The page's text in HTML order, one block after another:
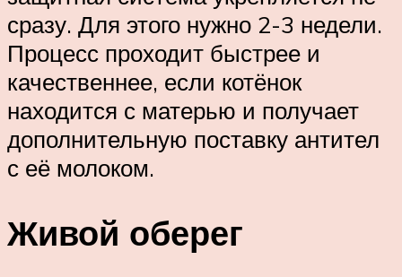
сразу. Для этого нужно 2-3 недели.
Процесс проходит быстрее и
качественнее, если котёнок
находится с матерью и получает
дополнительную поставку антител
с её молоком.
Живой оберег